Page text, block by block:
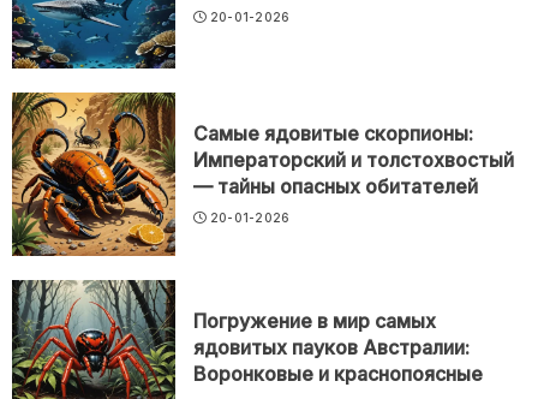
20-01-2026
Самые ядовитые скорпионы:
Императорский и толстохвостый
— тайны опасных обитателей
20-01-2026
Погружение в мир самых
ядовитых пауков Австралии:
Воронковые и краснопоясные